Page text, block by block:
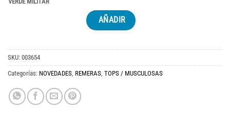
AÑADIR
SKU: 003654
Categorías: NOVEDADES REMERAS TOPS / MUSCULOSAS